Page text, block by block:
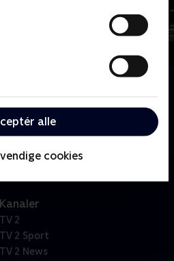
alle
cookies
børn i alle aldre. Følg med
og ondt.
Kanaler
TV 2
TV 2 Sport
TV 2 News